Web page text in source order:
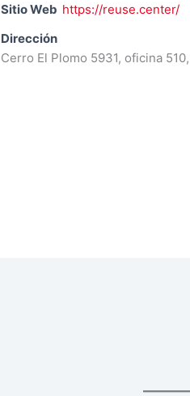
Sitio Web https://reuse.center/
Dirección
Cerro El Plomo 5931, oficina